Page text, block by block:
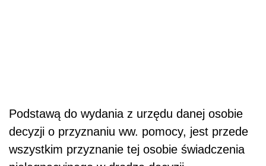
Podstawą do wydania z urzędu danej osobie
decyzji o przyznaniu ww. pomocy, jest przede
wszystkim przyznanie tej osobie świadczenia